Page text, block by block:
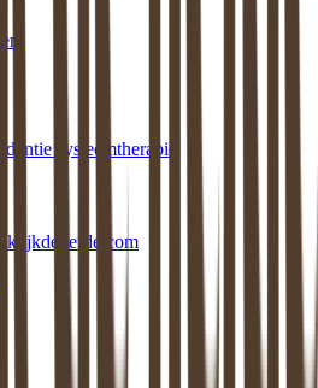
systeemtherapie